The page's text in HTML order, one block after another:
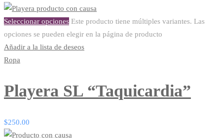
Seleccionar opciones Este producto tiene múltiples variantes. Las
opciones se pueden elegir en la página de producto
Añadir a la lista de deseos
Ropa
Playera SL “Taquicardia”
$250.00